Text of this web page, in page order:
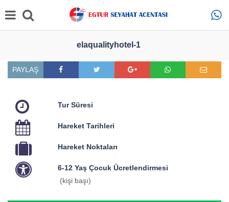
elaqualityhotel-1
PAYLAŞ
Tur Süresi
Hareket Tarihleri
Hareket Noktaları
6-12 Yaş Çocuk Ücretlendirmesi
(kişi başı)